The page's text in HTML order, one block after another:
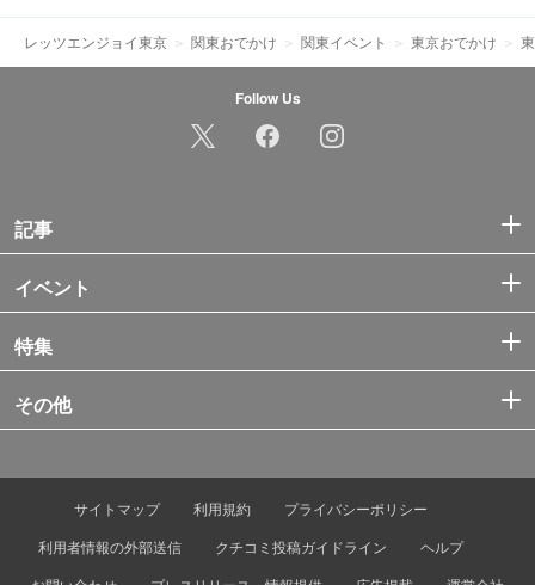
レッツエンジョイ東京 関東おでかけ 関東イベント 東京おでかけ
Follow Us
記事
イベント
特集
その他
サイトマップ 利用規約
プライバシーポリシー
利用者情報の外部送信
クチコミ投稿ガイドライン
ヘルプ